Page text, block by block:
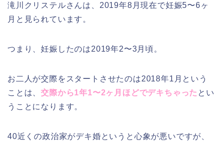
滝川クリステルさんは、2019年8月現在で妊娠5〜6ヶ
月と見られています。
つまり、妊娠したのは2019年2〜3月頃。
お二人が交際をスタートさせたのは2018年1月という
ことは、交際から1年1〜2ヶ月ほどでデキちゃった とい
うことになります。
40近くの政治家がデキ婚というと心象が悪いですが、